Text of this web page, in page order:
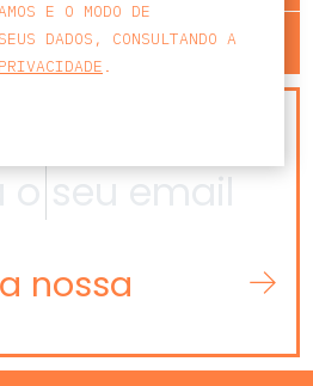
faro
nossa
E O MODO DE
DADOS, CONSULTANDO A
.